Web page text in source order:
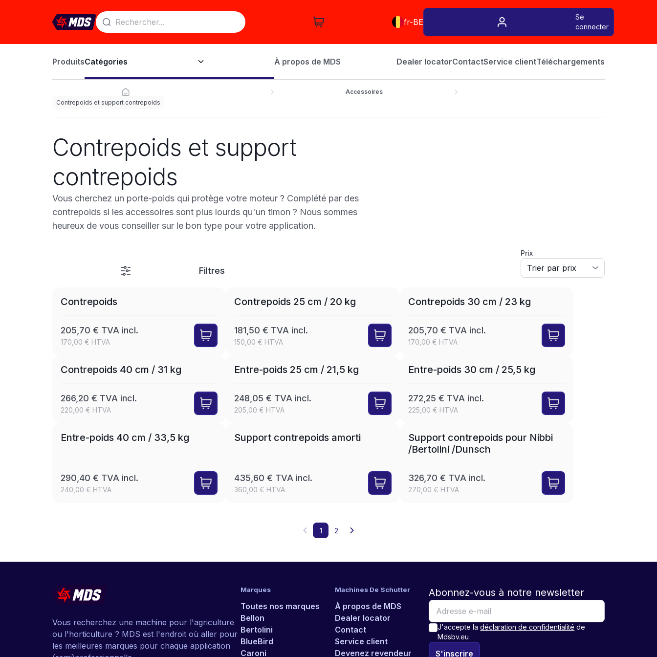
fr-BE
Se
connecter
ProduitsCatégories À propos de MDS Dealer locatorContactService clientTéléchargements
Accessoires
Contrepoids et support contrepoids
Contrepoids et support
contrepoids
Vous cherchez un porte-poids qui protège votre moteur ? Complété par des
contrepoids si les accessoires sont plus lourds qu'un timon ? Nous sommes
heureux de vous conseiller sur le bon type pour votre application.
Filtres
Prix
Contrepoids
205,70 € TVA incl.
170,00 € HTVA
Contrepoids 25 cm / 20 kg
181,50 € TVA incl.
150,00 € HTVA
Contrepoids 30 cm / 23 kg
205,70 € TVA incl.
170,00 € HTVA
Contrepoids 40 cm / 31 kg
266,20 € TVA incl.
220,00 € HTVA
Entre-poids 25 cm / 21,5 kg
248,05 € TVA incl.
205,00 € HTVA
Entre-poids 30 cm / 25,5 kg
272,25 € TVA incl.
225,00 € HTVA
Entre-poids 40 cm / 33,5 kg
290,40 € TVA incl.
240,00 € HTVA
Support contrepoids amorti
435,60 € TVA incl.
360,00 € HTVA
Support contrepoids pour Nibbi
/Bertolini /Dunsch
326,70 € TVA incl.
270,00 € HTVA
1 2
Vous recherchez une machine pour l'agriculture
ou l'horticulture ? MDS est l'endroit où aller pour
les meilleures marques pour chaque application
Marques
Toutes nos marques
Bellon
Bertolini
BlueBird
Caroni
Machines De Schutter
À propos de MDS
Dealer locator
Contact
Service client
Devenez revendeur
Abonnez-vous à notre newsletter
J'accepte ladéclaration de confidentialité de
Mdsbv.eu
S'inscrire